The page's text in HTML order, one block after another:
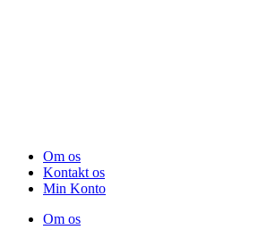
Om os
Kontakt os
Min Konto
Om os